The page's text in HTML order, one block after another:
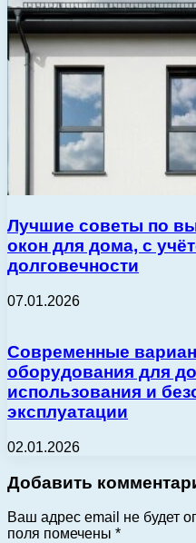
Лучшие советы по
окон для дома, с
долговечности
07.01.2026
Современные
оборудования для
использования и
эксплуатации
02.01.2026
Добавить
Ваш адрес email не будет
поля помечены *